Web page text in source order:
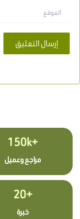
+150k
مراجع وعميل
+20
خبرة